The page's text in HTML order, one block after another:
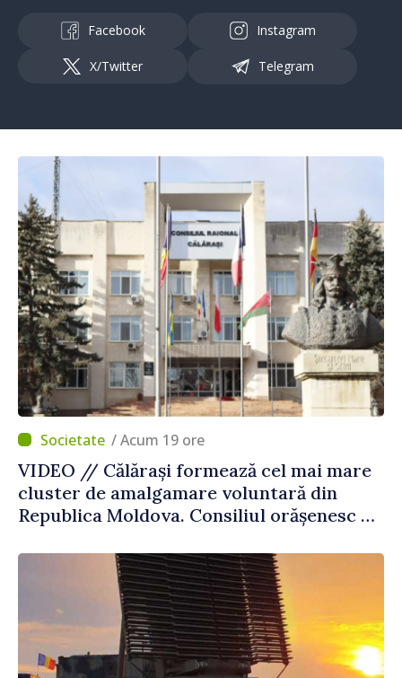
Facebook Instagram
X/Twitter Telegram
/ Acum 19 ore
VIDEO // Călărași formează cel mai mare
cluster de amalgamare voluntară din
Republica Moldova. Consiliul orășenesc a